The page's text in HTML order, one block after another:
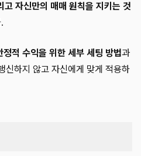
고 자신만의 매매 원칙을 지키는 것
적 수익을 위한 세부 세팅 방법과
신하지 않고 자신에게 맞게 적용하